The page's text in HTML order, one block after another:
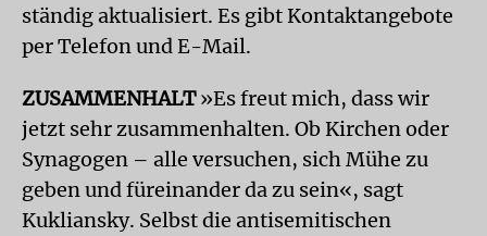
ständig aktualisiert. Es gibt Kontaktangebote
per Telefon und E-Mail.
ZUSAMMENHALT»Es freut mich, dass wir
jetzt sehr zusammenhalten. Ob Kirchen oder
Synagogen – alle versuchen, sich Mühe zu
geben und füreinander da zu sein«, sagt
Kukliansky. Selbst die antisemitischen